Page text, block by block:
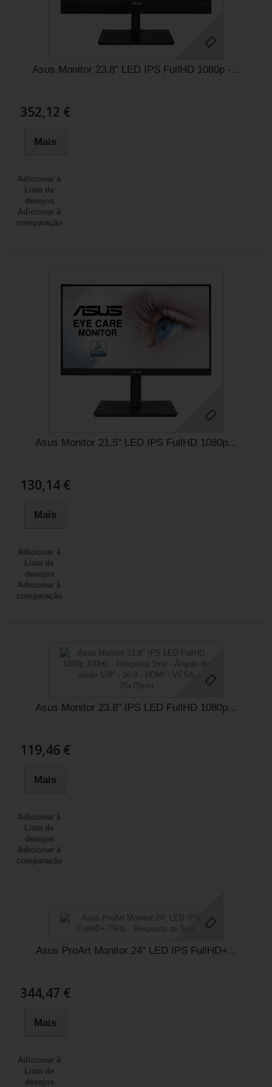
Asus Monitor 23.8" LED IPS FullHD 1080p -...
352,12 €
Mais
Adicionar à
Lista de
desejos
Adicionar à
comparação
Asus Monitor 21.5" LED IPS FullHD 1080p...
130,14 €
Mais
Adicionar à
Lista de
desejos
Adicionar à
comparação
Asus Monitor 23.8" IPS LED FullHD 1080p...
119,46 €
Mais
Adicionar à
Lista de
desejos
Adicionar à
comparação
Asus ProArt Monitor 24" LED IPS FullHD+...
344,47 €
Mais
Adicionar à
Lista de
desejos